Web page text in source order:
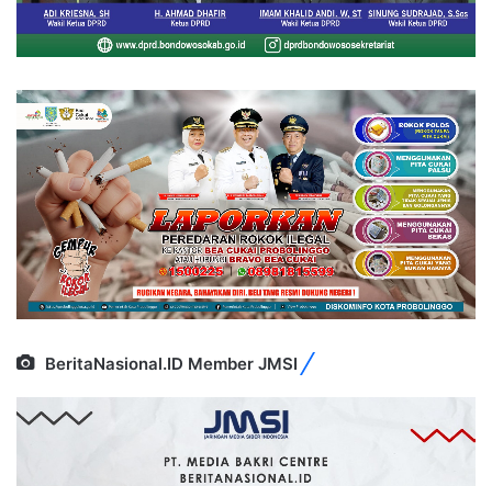
BeritaNasional.ID Member JMSI